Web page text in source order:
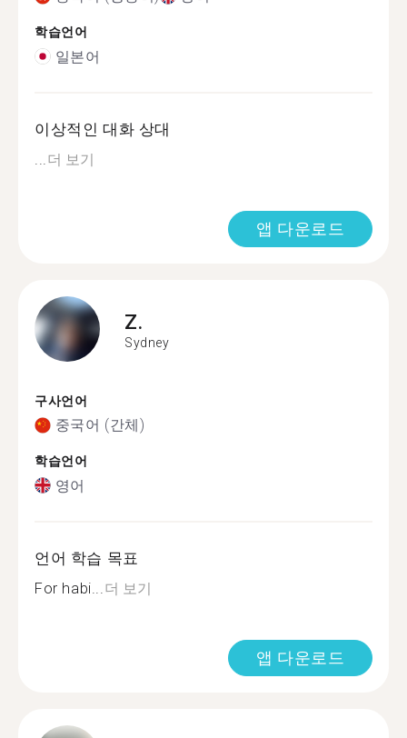
학습언어
일본어
이상적인 대화 상대
더 보기
앱 다운로드
Z.
Sydney
구사언어
중국어 (간체)
학습언어
영어
언어 학습 목표
For habi... 더 보기
앱 다운로드